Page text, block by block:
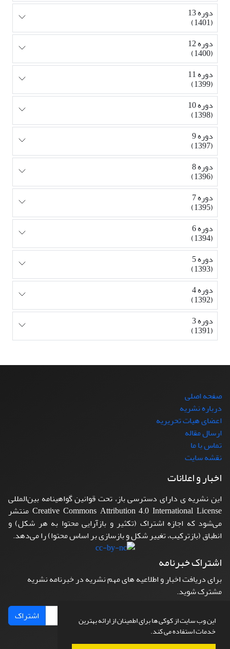
این وب سایت از کوکی ها برای اطمینان از ارائه بهترین
خدمات استفاده می کند.
دوره 13
(1401)
دوره 12
(1400)
دوره 11
(1399)
دوره 10
(1398)
دوره 9
(1397)
دوره 8
(1396)
دوره 7
(1395)
دوره 6
(1394)
دوره 5
(1393)
دوره 4
(1392)
دوره 3
(1391)
صفحه اصلی
درباره نشریه
اعضای هیات تحریریه
ارسال مقاله
تماس با ما
نقشه سایت
اخبار و اعلانات
این نشریه ی دارای دسترسی باز، تحت قوانین گواهینامه بین‌المللی
Creative Commons Attribution 4.0 International License منتشر
می‌شود که اجازه اشتراک (تکثیر و بازآرایی محتوا به هر شکل) و
انطباق (بازترکیب، تغییر شکل و بازسازی بر اساس محتوا) را می‌دهد.
اشتراک خبرنامه
برای دریافت اخبار و اطلاعیه های مهم نشریه در خبرنامه نشریه
مشترک شوید.
اشتراک